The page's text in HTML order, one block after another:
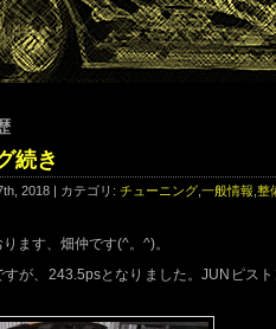
続き
2018 | カテゴリ: チューニング 一般情報 整
ます、畑仲です(^。^)。
が、243.5psとなりました。JUNピス